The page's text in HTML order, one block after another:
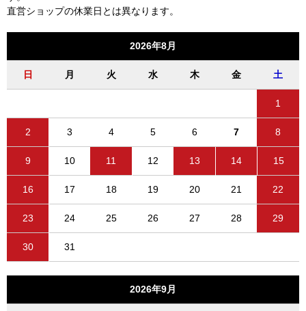
直営ショップの休業日とは異なります。
2026年8月
日 月 火 水 木 金 土
1
2 3 4 5 6 7 8
9 10 11 12 13 14 15
16 17 18 19 20 21 22
23 24 25 26 27 28 29
30 31
2026年9月